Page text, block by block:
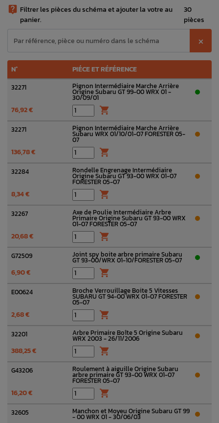
 Filtrer les pièces du schéma et ajouter la votre au
panier.
30
pièces
⨉
N° PIÉCE ET RÉFÉRENCE
32271 Pignon Intermédiaire Marche Arrière
Origine Subaru GT 99-00 WRX 01 -
30/09/01
76,92 € 
32271 Pignon Intermédiaire Marche Arrière
Subaru WRX 01/10/01-07 FORESTER 05-
07
136,78 € 
32284 Rondelle Engrenage Intermédiaire
Origine Subaru GT 93-00 WRX 01-07
FORESTER 05-07
8,34 € 
32267 Axe de Poulie Intermédiaire Arbre
Primaire Origine Subaru GT 93-00 WRX
01-07 FORESTER 05-07
20,68 € 
G72509 Joint spy boite arbre primaire Subaru
GT 93-00/WRX 01-10/FORESTER 05-07
6,90 € 
E00624 Broche Verrouillage Boite 5 Vitesses
SUBARU GT 94-00 WRX 01-07 FORESTER
05-07
2,68 € 
32201 Arbre Primaire Boîte 5 Origine Subaru
WRX 2003 - 26/11/2006
388,25 € 
G43206 Roulement à aiguille Origine Subaru
arbre primaire GT 93-00 WRX 01-07
FORESTER 05-07
16,20 € 
32605 Manchon et Moyeu Origine Subaru GT 99
- 00 WRX 01 - 30/06/03